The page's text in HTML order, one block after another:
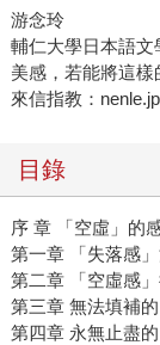
游念玲
輔仁大學日本語
美感，若能將這樣
來信指教：
目錄
序 章 「空虛」的
第一章 「失落感
第二章 「空虛感
第三章 無法填補
第四章 永無止盡